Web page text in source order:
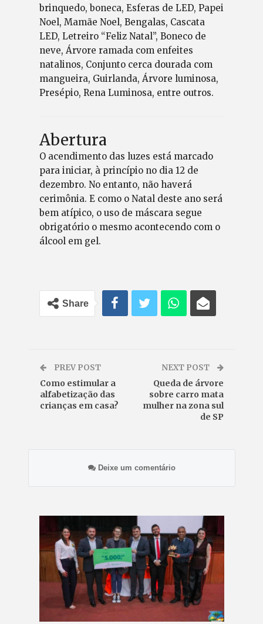
brinquedo, boneca, Esferas de LED, Papei
Noel, Mamãe Noel, Bengalas, Cascata
LED, Letreiro “Feliz Natal”, Boneco de
neve, Árvore ramada com enfeites
natalinos, Conjunto cerca dourada com
mangueira, Guirlanda, Árvore luminosa,
Presépio, Rena Luminosa, entre outros.
Abertura
O acendimento das luzes está marcado
para iniciar, à princípio no dia 12 de
dezembro. No entanto, não haverá
cerimônia. E como o Natal deste ano será
bem atípico, o uso de máscara segue
obrigatório o mesmo acontecendo com o
álcool em gel.
Share
PREV POST
Como estimular a
alfabetização das
crianças em casa?
NEXT POST
Queda de árvore
sobre carro mata
mulher na zona sul
de SP
Deixe um comentário